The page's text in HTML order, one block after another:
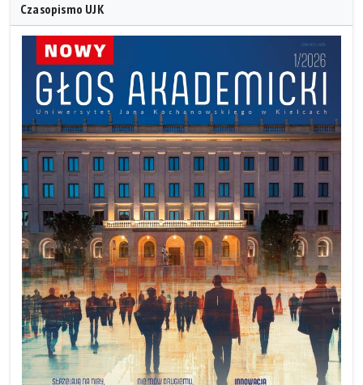
Czasopismo UJK